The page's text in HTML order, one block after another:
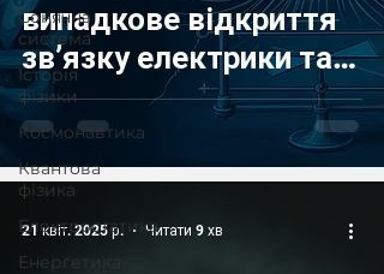
Сонячна
система
Історія
фізики
Космонавтика
Квантова
фізика
Електростатика
Енергетика
випадкове відкриття
зв’язку електрики та
магнетизму
21 квіт. 2025 р. Читати 9 хв